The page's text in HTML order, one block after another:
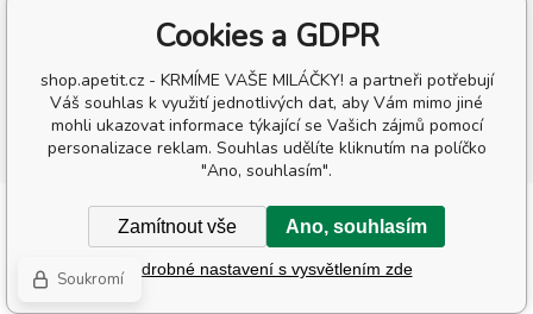
Česká Republika
DIČ: CZ6905302162
Copyright © 2026 Jindřich Šíp - Chovprodej
Všechna práva vyhrazena.
Tvorba a pronájem eshopů BINARGON.cz-Mapa stránek
Cookies a GDPR
shop.apetit.cz - KRMÍME VAŠE MILÁČKY! a partneři potřebují
Váš souhlas k využití jednotlivých dat, aby Vám mimo jiné
mohli ukazovat informace týkající se Vašich zájmů pomocí
personalizace reklam. Souhlas udělíte kliknutím na políčko
"Ano, souhlasím".
Zamítnout vše Ano, souhlasím
Podrobné nastavení s vysvětlením zde
Soukromí